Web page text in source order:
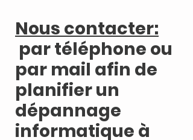
Nous contacter:
par téléphone ou
par mail afin de
planifier un
dépannage
informatique à